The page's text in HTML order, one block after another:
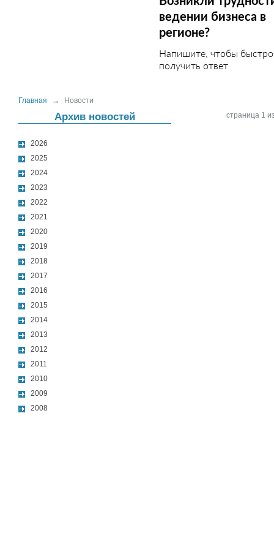
ведении бизнеса в
регионе?
Напишите, чтобы быстро
получить ответ
Главная → Новости
Архив новостей
2026
2025
2024
2023
2022
2021
2020
2019
2018
2017
2016
2015
2014
2013
2012
2011
2010
2009
2008
страница 1